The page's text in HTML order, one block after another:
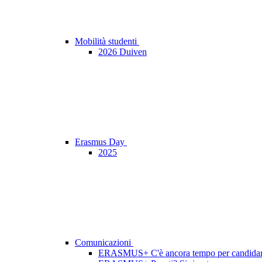
Mobilità studenti
2026 Duiven
Erasmus Day
2025
Comunicazioni
ERASMUS+ C'è ancora tempo per